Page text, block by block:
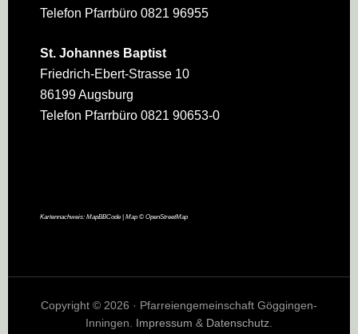
Telefon Pfarrbüro 0821 96955
St. Johannes Baptist
Friedrich-Ebert-Strasse 10
86199 Augsburg
Telefon Pfarrbüro 0821 90653-0
Kartennachweis: MapBBCode| Map © OpenStreetMap
Copyright © 2026 · Pfarreiengemeinschaft Göggingen-
Inningen. Impressum & Datenschutz.